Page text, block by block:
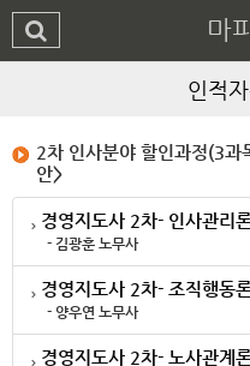
마
인적
2차 인사분야 할인과정(3
안>
경영지도사 2차- 인사관리
- 김광훈 노무사
경영지도사 2차- 조직행동
- 양우연 노무사
경영지도사 2차- 노사관계